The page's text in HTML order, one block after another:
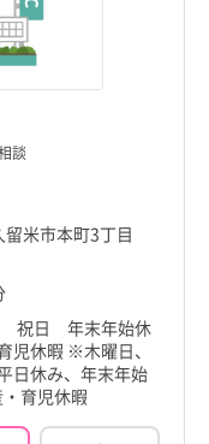
談
米市本町3丁目
祝日 年末年始休
休暇 ※木曜日、
日休み、年末年始
育児休暇